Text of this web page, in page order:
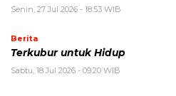
Senin, 27 Jul 2026 - 18:53 WIB
Berita
Terkubur untuk Hidup
Sabtu, 18 Jul 2026 - 09:20 WIB